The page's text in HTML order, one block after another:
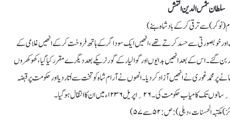
سلطان شمس الدین التمش
( نوکر) سے ترقی کرکے بادشاہ بنے)
خوبصورتی سے حسد کرتے تھے، انھیں ایک سوداگر کے ہاتھ فروخت کرکے انھیں غلامی کے
گئے۔ اس کے بعد انھیں بدایوں اور گوالیار کے گورنر یکے بعد دیگرے مقرر کیا گیا، کھوکھروں
غوری نے انھیں آزاد کردیا۔ انھوں نے آرام شاہ کو تخت سے اُتار دیا اور حکومت پر قبضہ
الحسنات، دہلی): ص: ۵۲ سے ۵۷)